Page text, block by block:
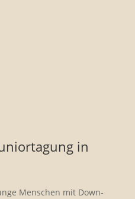
in
Menschen mit Down-